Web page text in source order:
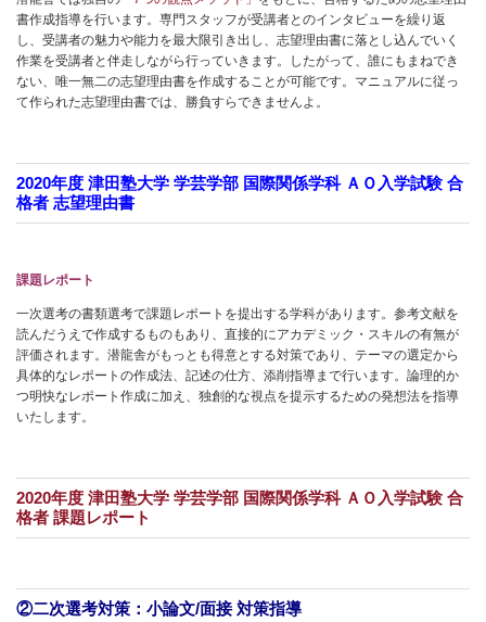
書作成指導を行います。専門スタッフが受講者とのインタビューを繰り返
し、受講者の魅力や能力を最大限引き出し、志望理由書に落とし込んでいく
作業を受講者と伴走しながら行っていきます。したがって、誰にもまねでき
ない、唯一無二の志望理由書を作成することが可能です。マニュアルに従っ
て作られた志望理由書では、勝負すらできませんよ。
2020年度 津田塾大学 学芸学部 国際関係学科 ＡＯ入学試験 合
格者 志望理由書
課題レポート
一次選考の書類選考で課題レポートを提出する学科があります。参考文献を
読んだうえで作成するものもあり、直接的にアカデミック・スキルの有無が
評価されます。潜龍舎がもっとも得意とする対策であり、テーマの選定から
具体的なレポートの作成法、記述の仕方、添削指導まで行います。論理的か
つ明快なレポート作成に加え、独創的な視点を提示するための発想法を指導
いたします。
2020年度 津田塾大学 学芸学部 国際関係学科 ＡＯ入学試験 合
格者 課題レポート
②二次選考対策：小論文/面接 対策指導